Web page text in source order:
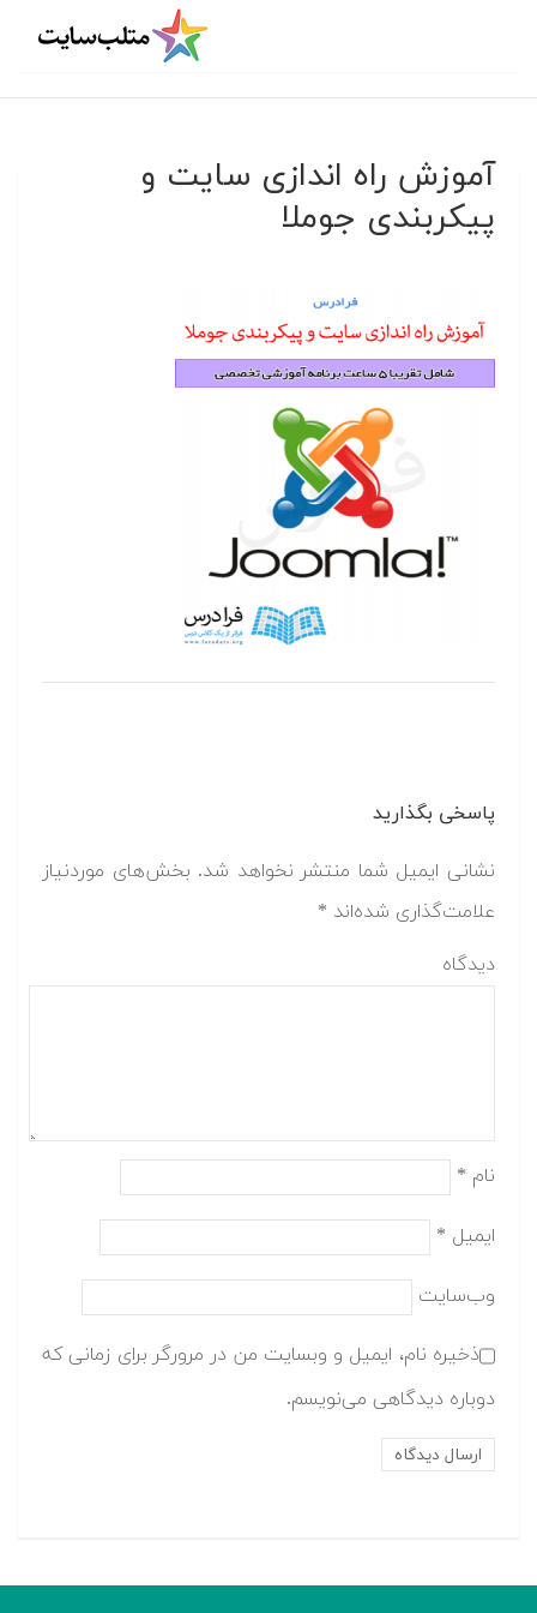
آموزش راه اندازی سایت و
پیکربندی جوملا
پاسخی بگذارید
نشانی ایمیل شما منتشر نخواهد شد. بخش‌های موردنیاز
علامت‌گذاری شده‌اند *
دیدگاه
نام *
ایمیل *
وب‌سایت
ذخیره نام، ایمیل و وبسایت من در مرورگر برای زمانی که
دوباره دیدگاهی می‌نویسم.